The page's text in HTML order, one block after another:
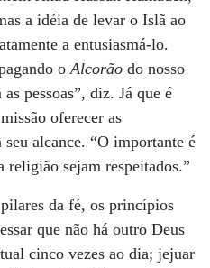
a idéia de levar o Islã ao
a entusiasmá-lo.
oAlcorão do nosso
pessoas”, diz. Já que é
oferecer as
alcance. “O importante é
religião sejam respeitados.”
da fé, os princípios
que não há outro Deus
cinco vezes ao dia; jejuar